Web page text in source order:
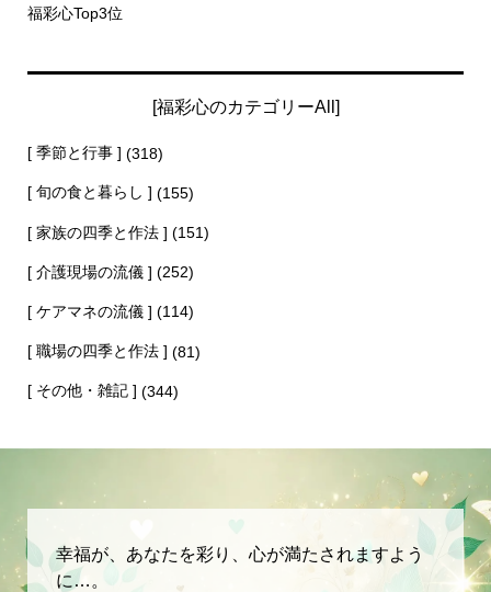
福彩心Top3位
[福彩心のカテゴリーAll]
[ 季節と行事 ] (318)
[ 旬の食と暮らし ] (155)
[ 家族の四季と作法 ] (151)
[ 介護現場の流儀 ] (252)
[ ケアマネの流儀 ] (114)
[ 職場の四季と作法 ] (81)
[ その他・雑記 ] (344)
幸福が、あなたを彩り、心が満たされますよう
に…。